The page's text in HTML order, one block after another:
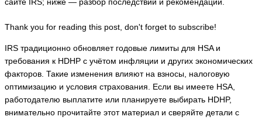
сайте IRS; ниже — разбор последствий и рекомендации.
Thank you for reading this post, don't forget to subscribe!
IRS традиционно обновляет годовые лимиты для HSA и
требования к HDHP с учётом инфляции и других экономических
факторов. Такие изменения влияют на взносы, налоговую
оптимизацию и условия страхования. Если вы имеете HSA,
работодателю выплатите или планируете выбирать HDHP,
внимательно прочитайте этот материал и сверяйте детали с